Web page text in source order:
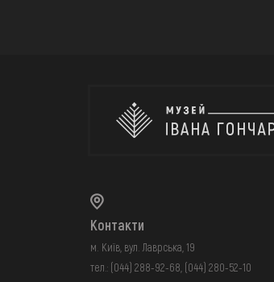
Контакти
м. Київ, вул. Лаврська, 19
тел.: (044) 288-92-68 (044) 280-52-10